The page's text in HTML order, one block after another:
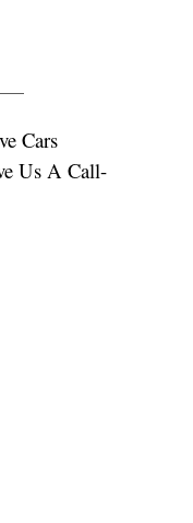
Cars
Us A Call-